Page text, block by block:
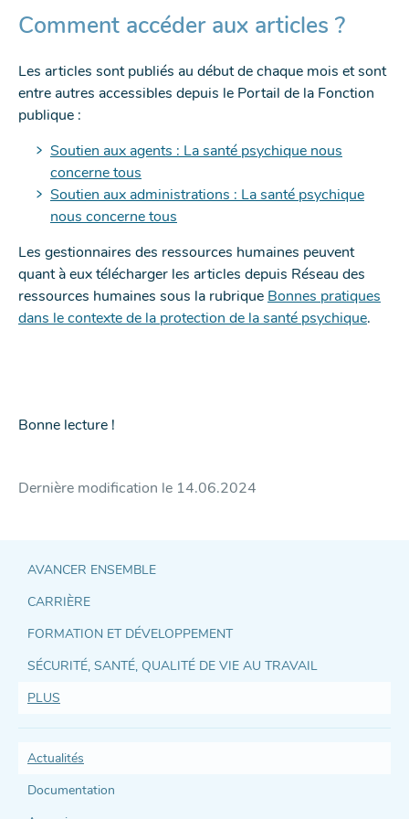
Comment accéder aux articles ?
Les articles sont publiés au début de chaque mois et sont
entre autres accessibles depuis le Portail de la Fonction
publique :
Soutien aux agents : La santé psychique nous
concerne tous
Soutien aux administrations : La santé psychique
nous concerne tous
Les gestionnaires des ressources humaines peuvent
quant à eux télécharger les articles depuis Réseau des
ressources humaines sous la rubrique Bonnes pratiques
dans le contexte de la protection de la santé psychique.
Bonne lecture !
Dernière modification le 14.06.2024
Accès
direct
et
support
AVANCER ENSEMBLE
CARRIÈRE
FORMATION ET DÉVELOPPEMENT
SÉCURITÉ, SANTÉ, QUALITÉ DE VIE AU TRAVAIL
PLUS
Actualités
Documentation